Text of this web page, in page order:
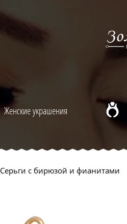
Женские украшения
Серьги с бирюзой и фианитами